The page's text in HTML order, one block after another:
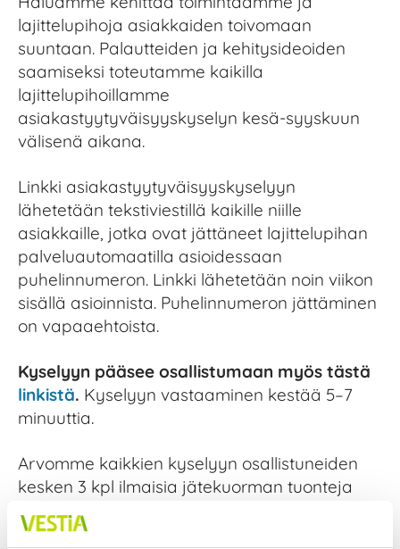
lajittelupihoja asiakkaiden toivomaan
suuntaan. Palautteiden ja kehitysideoiden
saamiseksi toteutamme kaikilla
lajittelupihoillamme
asiakastyytyväisyyskyselyn kesä-syyskuun
välisenä aikana.
Linkki asiakastyytyväisyyskyselyyn
lähetetään tekstiviestillä kaikille niille
asiakkaille, jotka ovat jättäneet lajittelupihan
palveluautomaatilla asioidessaan
puhelinnumeron. Linkki lähetetään noin viikon
sisällä asioinnista. Puhelinnumeron jättäminen
on vapaaehtoista.
Kyselyyn pääsee osallistumaan myös tästä
linkistä. Kyselyyn vastaaminen kestää 5–7
minuuttia.
Arvomme kaikkien kyselyyn osallistuneiden
kesken 3 kpl ilmaisia jätekuorman tuonteja
lajittelupihalle. Arvonta toteutetaan
lokakuussa ja voittajille ilmoitetaan voitosta